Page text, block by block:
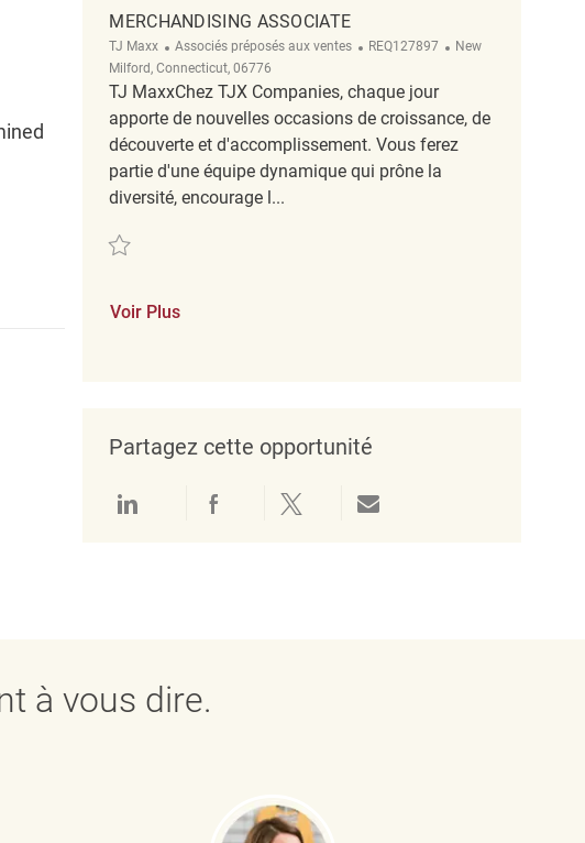
MERCHANDISING ASSOCIATE
TJ Maxx Catégorie
Associés préposés aux ventes ReqId
REQ127897 Emplacement
New
Milford, Connecticut, 06776
TJ MaxxChez TJX Companies, chaque jour
apporte de nouvelles occasions de croissance, de
découverte et d'accomplissement. Vous ferez
partie d'une équipe dynamique qui prône la
diversité, encourage l...
Sauvegarder Merchandising Associate REQ127897
Voir Plus
Partagez cette opportunité
Partager via LinkedInPartager via Facebook
Partager via twitterPartager par e-mail
à vous dire.